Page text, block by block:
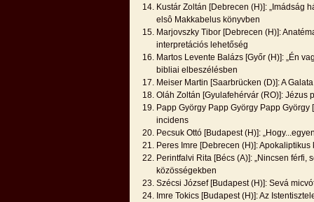
Kustár Zoltán [Debrecen (H)]: „Imádság
elsô Makkabelus könyvben
Marjovszky Tibor [Debrecen (H)]:
interpretációs lehetőség
Martos Levente Balázs [Győr (H)]: „Én
bibliai elbeszélésben
Meiser Martin [Saarbrücken (D)]: A
Oláh Zoltán [Gyulafehérvár (RO)]: Jézus
Papp György Papp György Papp
incidens
Pecsuk Ottó [Budapest (H)]:
Peres Imre [Debrecen (H)]:
Perintfalvi Rita [Bécs (A)]: „Nincsen
közösségekben
Szécsi József [Budapest (H)]: Sevá
Imre Tokics [Budapest (H)]: Az